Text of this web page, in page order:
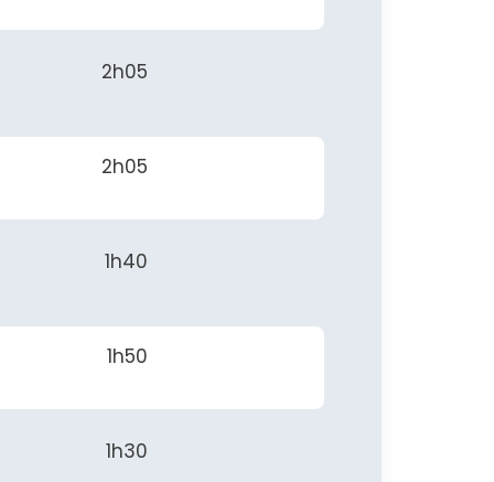
2h05
2h05
1h40
1h50
1h30